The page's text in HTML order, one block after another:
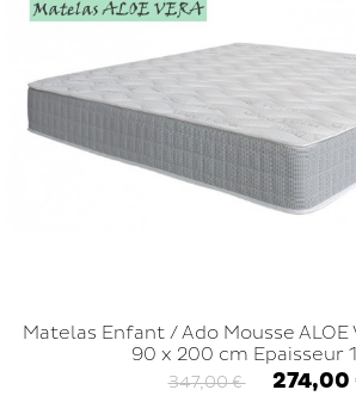
Matelas Enfant / Ado Mousse ALOE
90 x 200 cm Epaisseur
347,00 € 274,00